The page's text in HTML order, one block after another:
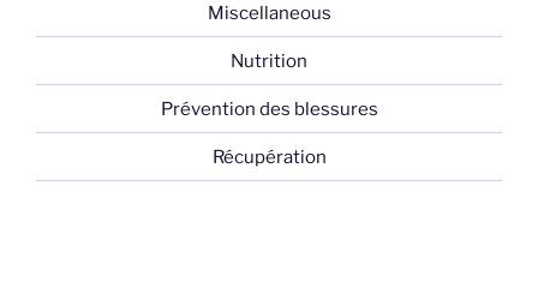
Miscellaneous
Nutrition
Prévention des blessures
Récupération